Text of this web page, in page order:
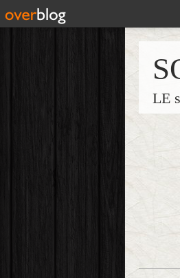
LE